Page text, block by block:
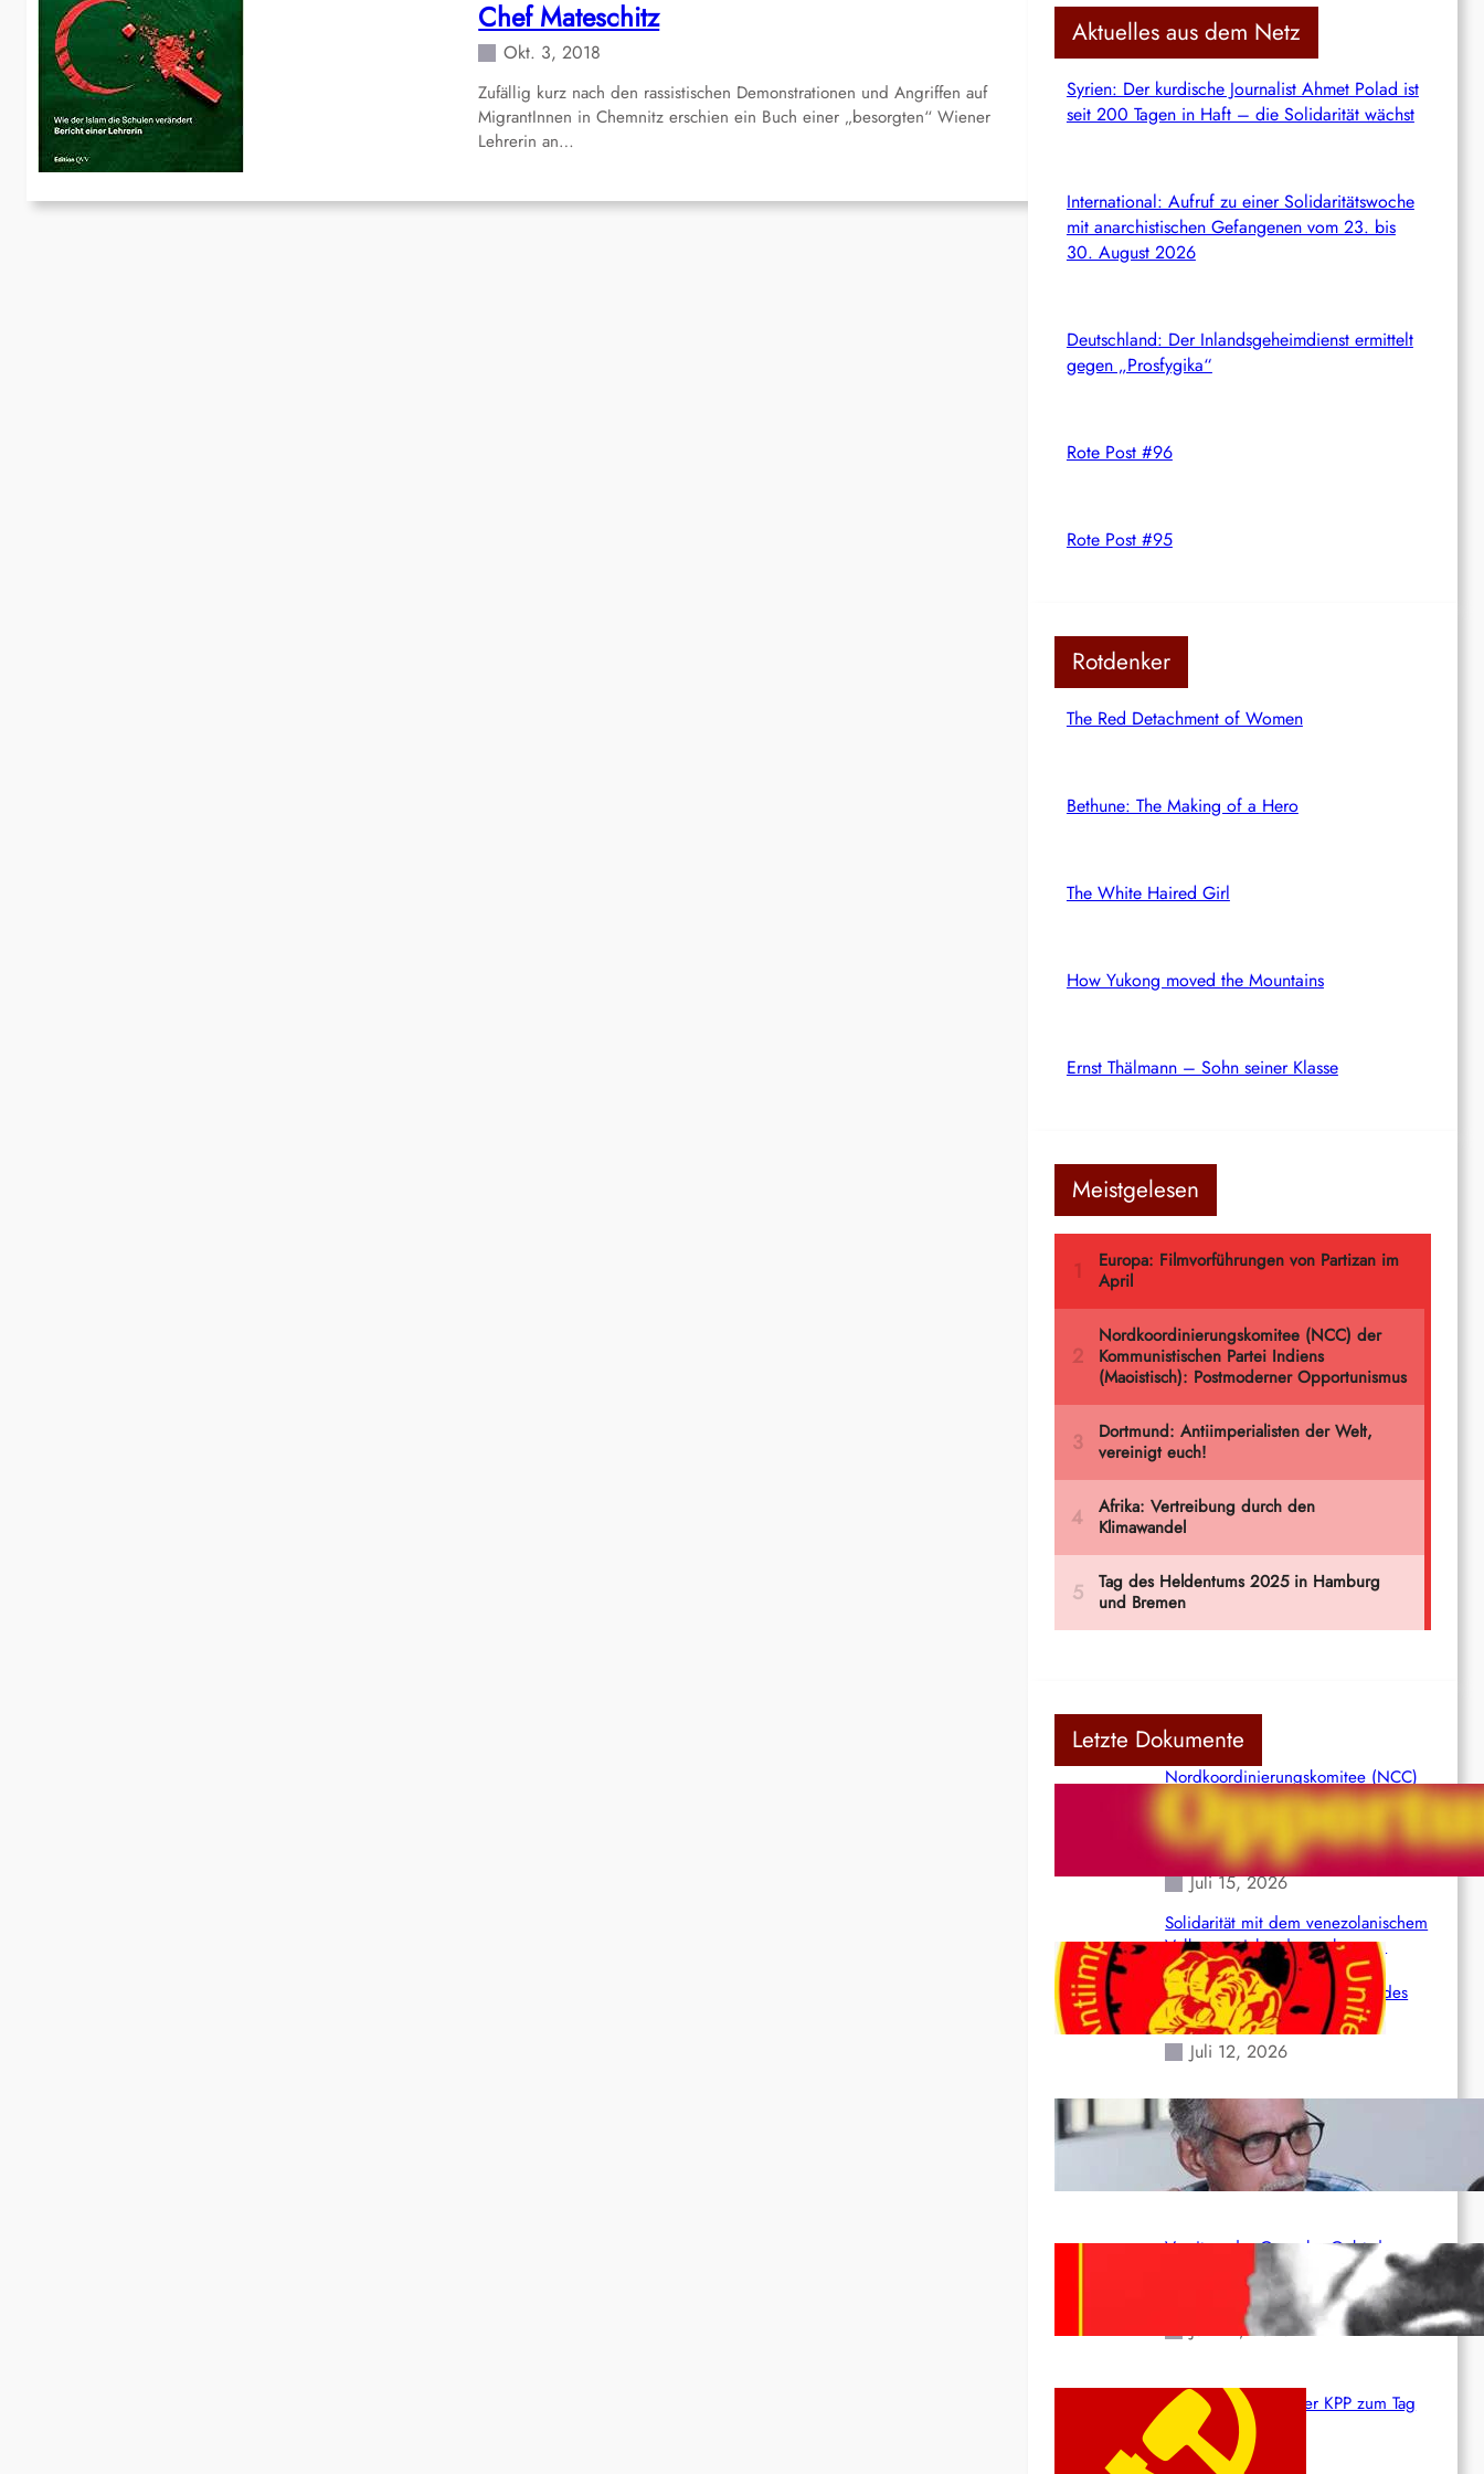
Chef Mateschitz
Okt. 3, 2018
Zufällig kurz nach den rassistischen Demonstrationen und Angriffen auf
MigrantInnen in Chemnitz erschien ein Buch einer „besorgten“ Wiener
Lehrerin an…
c
Aktuelles aus dem Netz
Syrien: Der kurdische Journalist Ahmet Polad ist
seit 200 Tagen in Haft – die Solidarität wächst
International: Aufruf zu einer Solidaritätswoche
mit anarchistischen Gefangenen vom 23. bis
30. August 2026
Deutschland: Der Inlandsgeheimdienst ermittelt
gegen „Prosfygika“
Rote Post #96
Rote Post #95
Rotdenker
The Red Detachment of Women
Bethune: The Making of a Hero
The White Haired Girl
How Yukong moved the Mountains
Ernst Thälmann – Sohn seiner Klasse
Meistgelesen
Letzte Dokumente
Nordkoordinierungskomitee (NCC)
der Kommunistischen Partei Indiens
(Maoistisch): Postmoderner
Opportunismus
Juli 15, 2026
Solidarität mit dem venezolanischem
Volk angesichts der verlorenen
Leben und der katastrophalen
Situation durch die Erdbeben des
24. Juni!
Juli 12, 2026
Indien: „Die Politik der Kapitulation“
von K. Murali (Ajith)
Juli 1, 2026
Vorsitzender Gonzalo: Gebt das
Leben für die Partei und die
Revolution!
Juni 19, 2026
Beschluss des ZK der KPP zum Tag
des Heldentums
Juni 19, 2026